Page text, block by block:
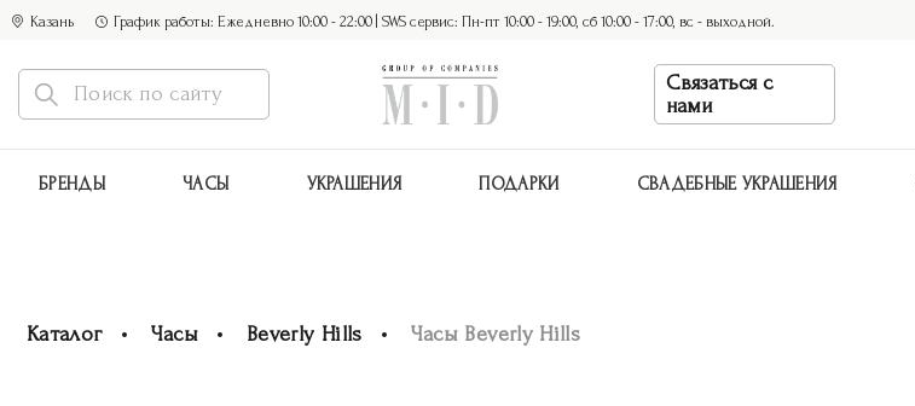
Казань График работы: Ежедневно 10:00 - 22:00 | SWS сервис: Пн-пт 10:00 - 19:00, сб 10:00 - 17:00, вс - выходной.
Связаться с
нами
БРЕНДЫ ЧАСЫ УКРАШЕНИЯ ПОДАРКИ СВАДЕБНЫЕ УКРАШЕНИЯ
Каталог Часы Beverly Hills Часы Beverly Hills